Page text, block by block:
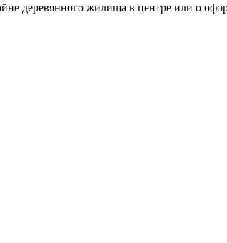
деревянного жилища в центре или о